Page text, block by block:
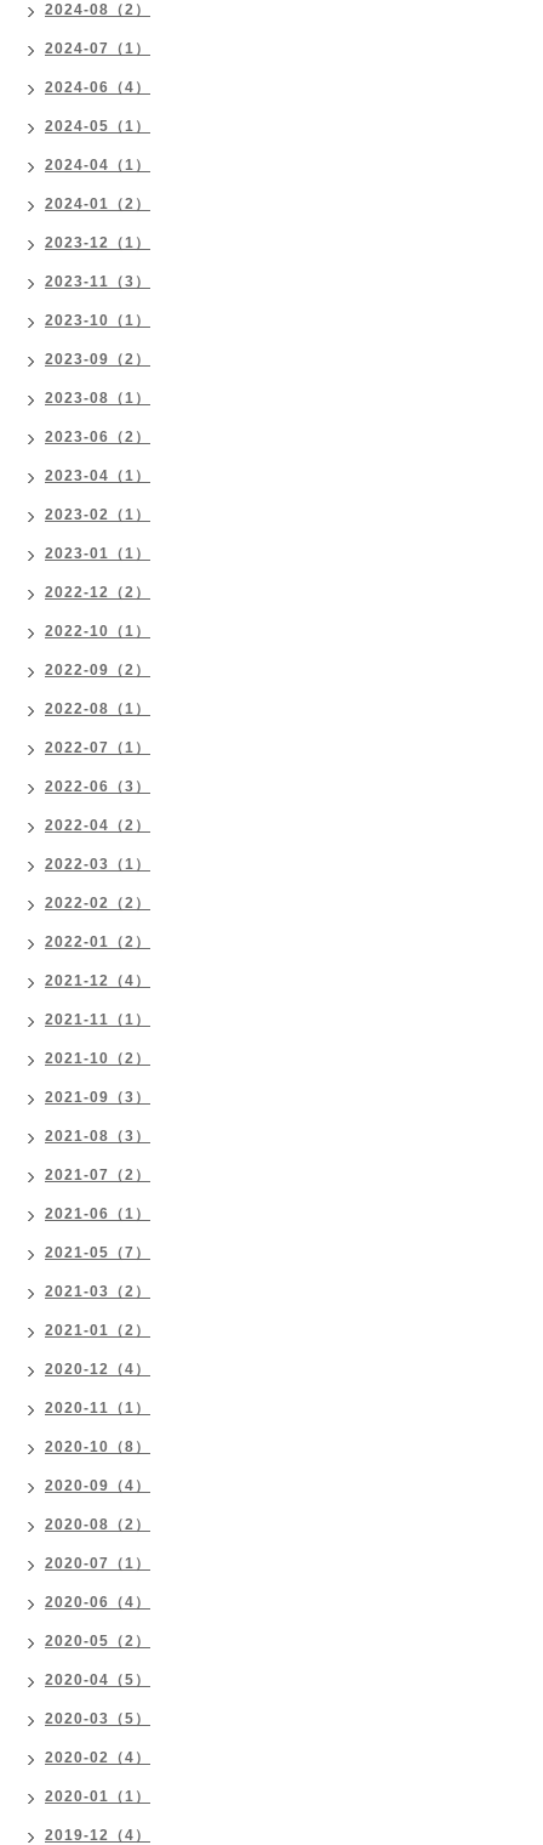
2024-08（2）
2024-07（1）
2024-06（4）
2024-05（1）
2024-04（1）
2024-01（2）
2023-12（1）
2023-11（3）
2023-10（1）
2023-09（2）
2023-08（1）
2023-06（2）
2023-04（1）
2023-02（1）
2023-01（1）
2022-12（2）
2022-10（1）
2022-09（2）
2022-08（1）
2022-07（1）
2022-06（3）
2022-04（2）
2022-03（1）
2022-02（2）
2022-01（2）
2021-12（4）
2021-11（1）
2021-10（2）
2021-09（3）
2021-08（3）
2021-07（2）
2021-06（1）
2021-05（7）
2021-03（2）
2021-01（2）
2020-12（4）
2020-11（1）
2020-10（8）
2020-09（4）
2020-08（2）
2020-07（1）
2020-06（4）
2020-05（2）
2020-04（5）
2020-03（5）
2020-02（4）
2020-01（1）
2019-12（4）